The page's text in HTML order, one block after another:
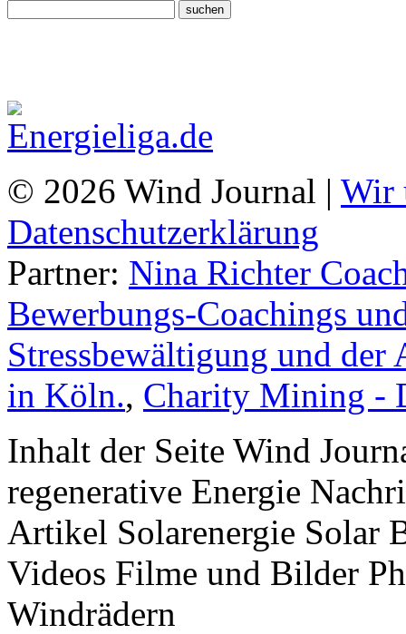
© 2026 Wind Journal | Wir
Datenschutzerklärung
Partner: Nina Richter
Bewerbungs-Coachings
Stressbewältigung und
in Köln., Charity Mining -
Inhalt der Seite Wind
regenerative Energie
Artikel Solarenergie Solar
Videos Filme und Bilder
Windrädern